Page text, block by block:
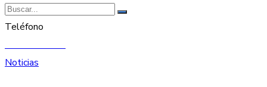
Teléfono
Noticias